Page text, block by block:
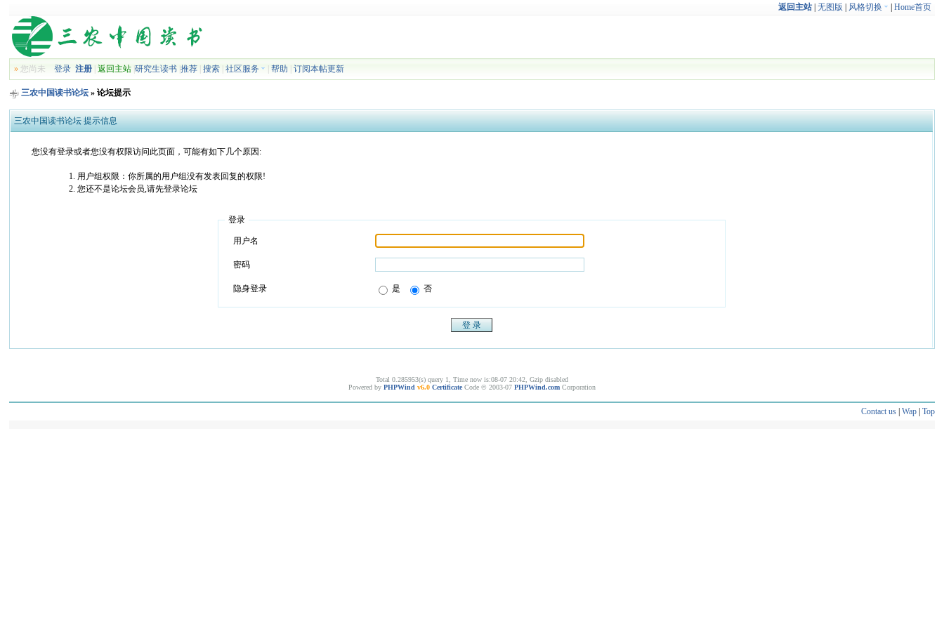
返回主站| 无图版 风格切换 Home首页
» 您尚未登录 注册 |返回主站 |研究生读书 |推荐 |搜索 |社区服务 |帮助 |订阅本帖更新
三农中国读书论坛 » 论坛提示
三农中国读书论坛 提示信息
您没有登录或者您没有权限访问此页面，可能有如下几个原因:
用户组权限：你所属的用户组没有发表回复的权限!
您还不是论坛会员,请先登录论坛
登录
用户名
密码
隐身登录 是 否
Total 0.285953(s) query 1, Time now is:08-07 20:42, Gzip disabled
Powered by PHPWind v6.0 Certificate Code © 2003-07 PHPWind.com Corporation
Contact us| Wap| Top